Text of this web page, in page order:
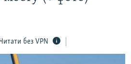
без VPN